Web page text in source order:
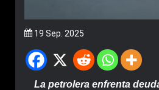
19 Sep. 2025
La petrolera enfrenta